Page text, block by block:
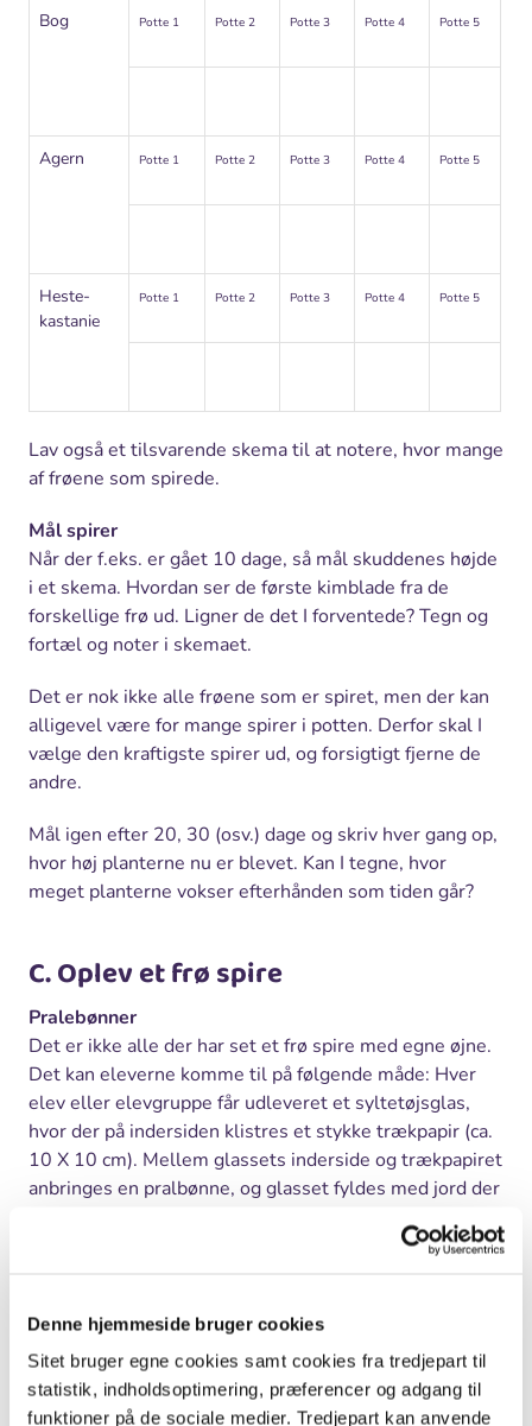
Denne hjemmeside bruger cookies
Sitet bruger egne cookies samt cookies fra tredjepart til
statistik, indholdsoptimering, præferencer og adgang til
funktioner på de sociale medier. Tredjepart kan anvende
Bog Potte 1 Potte 2 Potte 3 Potte 4 Potte 5
Agern Potte 1 Potte 2 Potte 3 Potte 4 Potte 5
Heste-
kastanie
Potte 1 Potte 2 Potte 3 Potte 4 Potte 5
Lav også et tilsvarende skema til at notere, hvor mange
af frøene som spirede.
Mål spirer
Når der f.eks. er gået 10 dage, så mål skuddenes højde
i et skema. Hvordan ser de første kimblade fra de
forskellige frø ud. Ligner de det I forventede? Tegn og
fortæl og noter i skemaet.
Det er nok ikke alle frøene som er spiret, men der kan
alligevel være for mange spirer i potten. Derfor skal I
vælge den kraftigste spirer ud, og forsigtigt fjerne de
andre.
Mål igen efter 20, 30 (osv.) dage og skriv hver gang op,
hvor høj planterne nu er blevet. Kan I tegne, hvor
meget planterne vokser efterhånden som tiden går?
C. Oplev et frø spire
Pralebønner
Det er ikke alle der har set et frø spire med egne øjne.
Det kan eleverne komme til på følgende måde: Hver
elev eller elevgruppe får udleveret et syltetøjsglas,
hvor der på indersiden klistres et stykke trækpapir (ca.
10 X 10 cm). Mellem glassets inderside og trækpapiret
anbringes en pralbønne, og glasset fyldes med jord der